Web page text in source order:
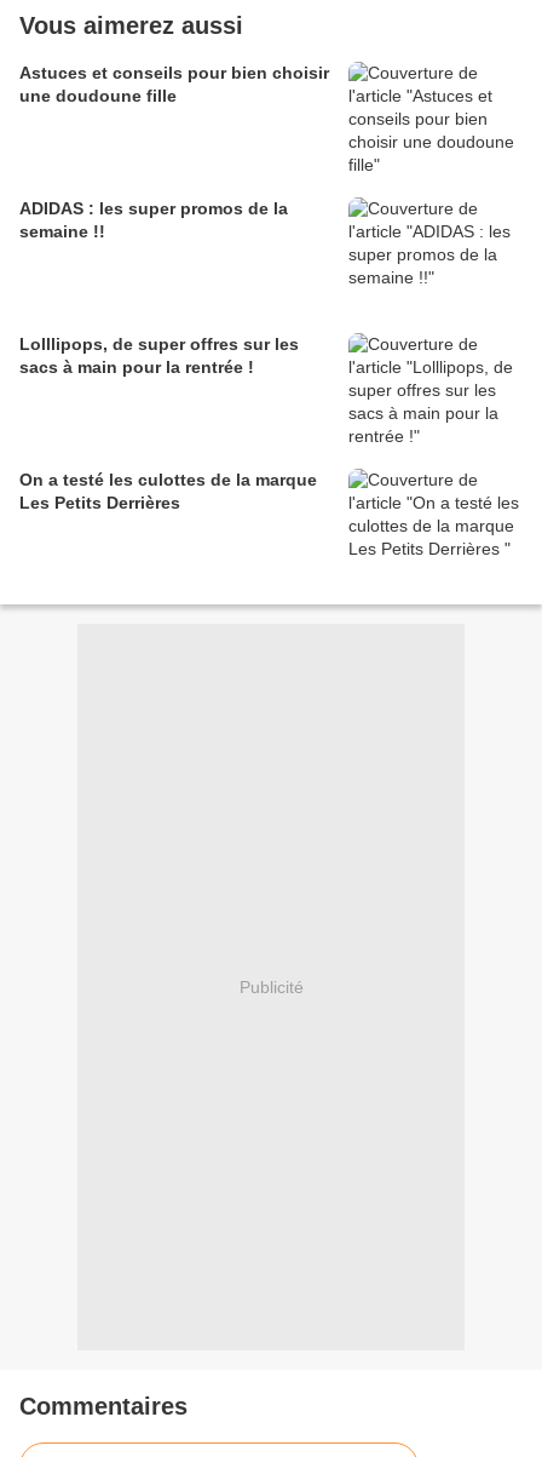
Vous aimerez aussi
Astuces et conseils pour bien choisir
une doudoune fille
ADIDAS : les super promos de la
semaine !!
Lolllipops, de super offres sur les
sacs à main pour la rentrée !
On a testé les culottes de la marque
Les Petits Derrières
Publicité
Commentaires